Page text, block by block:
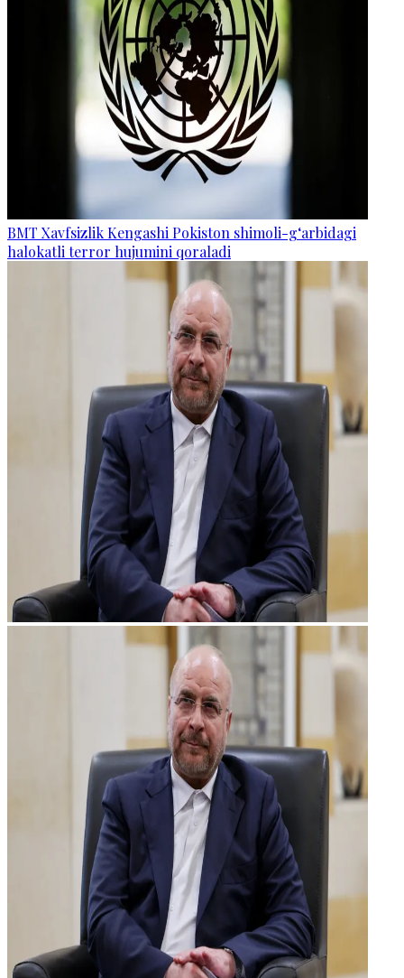
BMT Xavfsizlik Kengashi Pokiston shimoli-g‘arbidagi
halokatli terror hujumini qoraladi